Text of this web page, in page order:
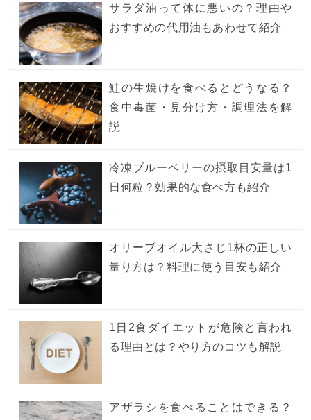
サラダ油って体に悪いの？理由や
おすすめの代用油もあわせて紹介
鮭の生焼けを食べるとどうなる？
食中毒菌・見分け方・調理法を解
説
冷凍ブルーベリーの摂取目安量は1
日何粒？効果的な食べ方も紹介
オリーブオイル大さじ1杯の正しい
量り方は？料理に使う目安も紹介
1日2食ダイエットが危険と言われ
る理由とは？やり方のコツも解説
アザラシを食べることはできる？